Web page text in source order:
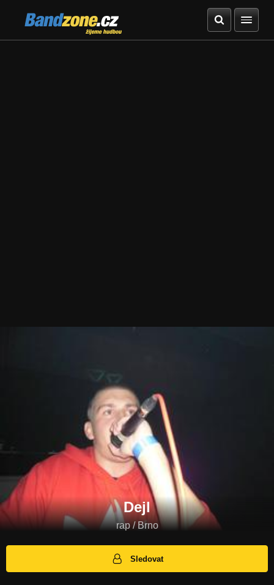
Bandzone.cz
žijeme hudbou
Dejl
rap / Brno
Sledovat